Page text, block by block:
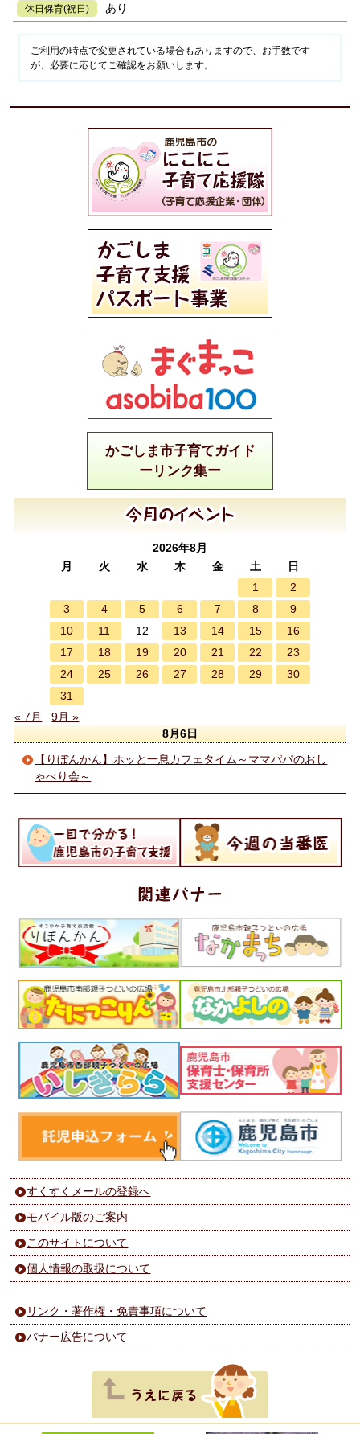
休日保育(祝日) あり
ご利用の時点で変更されている場合もありますので、お手数です
が、必要に応じてご確認をお願いします。
かごしま市子育てガイド
ーリンク集ー
2026年8月
月
火 水 木 金 土
日
1
2
3
4 5 6 7 8
9
10
11 12 13 14 15
16
17
18 19 20 21 22
23
24
25 26 27 28 29
30
31
« 7月
9月 »
8月6日
【りぼんかん】ホッと一息カフェタイム～ママパパのおし
ゃべり会～
すくすくメールの登録へ
モバイル版のご案内
このサイトについて
個人情報の取扱について
リンク・著作権・免責事項について
バナー広告について